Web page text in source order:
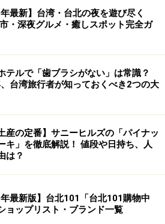
年最新】台湾・台北の夜を遊び尽く
・深夜グルメ・癒しスポット完全ガ
テルで「歯ブラシがない」は常識？
台湾旅行者が知っておくべき2つの大
産の定番】サニーヒルズの「パイナッ
キ」を徹底解説！ 値段や日持ち、人
は？
年最新版】台北101「台北101購物中
ョップリスト・ブランド一覧